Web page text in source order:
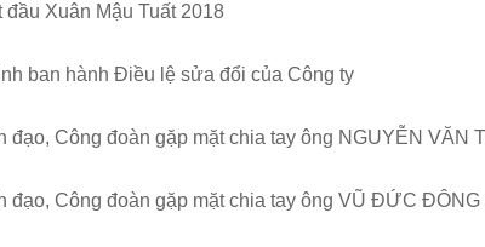
đầu Xuân Mậu Tuất 2018
ban hành Điều lệ sửa đổi của Công ty
đạo, Công đoàn gặp mặt chia tay ông NGUYỄN VĂN
đạo, Công đoàn gặp mặt chia tay ông VŨ ĐỨC